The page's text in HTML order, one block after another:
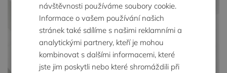
návštěvnosti používáme soubory cookie.
Informace o vašem používání našich
stránek také sdílíme s našimi reklamními a
analytickými partnery, kteří je mohou
kombinovat s dalšími informacemi, které
jste jim poskytli nebo které shromáždili při